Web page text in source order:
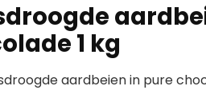
1 kg
aardbeien in pure